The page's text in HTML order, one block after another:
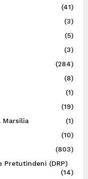
(41)
(3)
(5)
(3)
(284)
(8)
(1)
(19)
Marsilia
(1)
(10)
(803)
Pretutindeni (DRP)
(14)